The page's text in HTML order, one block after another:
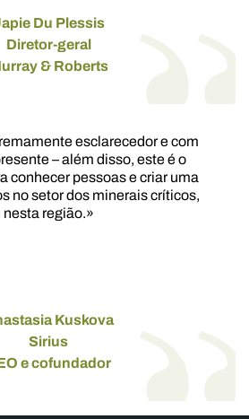
Du Plessis
Diretor-geral
& Roberts
esclarecedor e com
– além disso, este é o
conhecer pessoas e criar uma
no setor dos minerais críticos,
nesta região.»
Kuskova
Sirius
e cofundador